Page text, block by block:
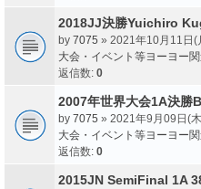
2018JJ決勝Yuichiro
by 7075 » 2021年10月11日(
大会・イベント等ヨーヨー
返信数: 0
2007年世界大会1A決勝
by 7075 » 2021年9月09日(
大会・イベント等ヨーヨー
返信数: 0
2015JN SemiFinal 1A